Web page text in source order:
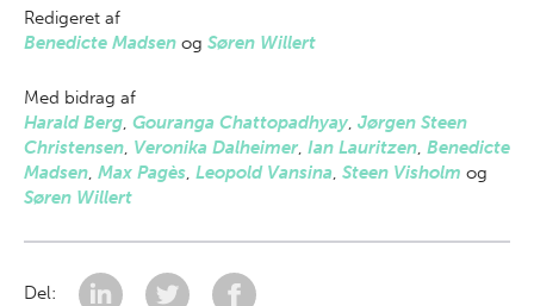
Redigeret af
Benedicte Madsen og Søren Willert
Med bidrag af
Harald Berg, Gouranga Chattopadhyay, Jørgen Steen
Christensen, Veronika Dalheimer, Ian Lauritzen, Benedicte
Madsen, Max Pagès, Leopold Vansina, Steen Visholm og
Søren Willert
Del: